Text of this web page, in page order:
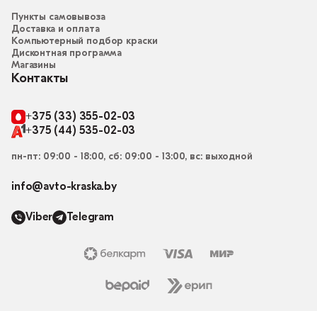
Пункты самовывоза
Доставка и оплата
Компьютерный подбор краски
Дисконтная программа
Магазины
Контакты
+375 (33) 355-02-03
+375 (44) 535-02-03
пн-пт: 09:00 - 18:00, сб: 09:00 - 13:00, вс: выходной
info@avto-kraska.by
Viber Telegram